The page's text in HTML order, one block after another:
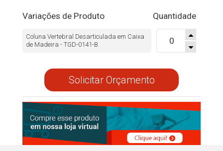
Variações de Produto Quantidade
Coluna Vertebral Desarticulada em Caixa
de Madeira - TGD-0141-B
Solicitar Orçamento